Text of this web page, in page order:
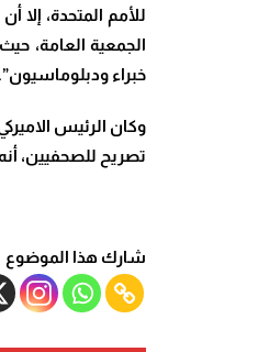
للأمم المتحدة​،
الجمعية العامة،
خبراء ودبلوماسيون”.
وكان الرئيس
تصريح للصحفيين،
شارك هذا الموضوع